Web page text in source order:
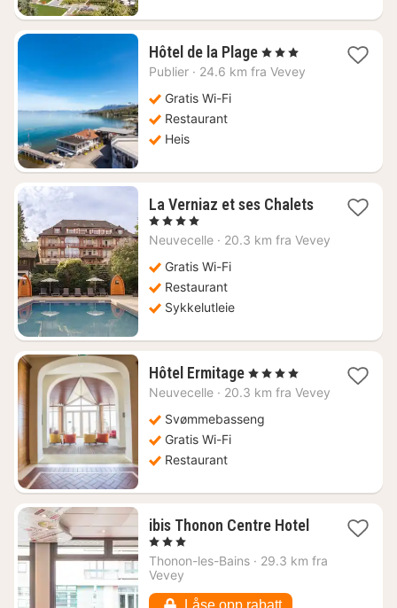
Hôtel de la Plage1
natt
, 3 Stjerner
Publier · 24.6 km fra Vevey
Gratis Wi-Fi
Restaurant
Heis
La Verniaz et ses Chalets
1
natt
2499
kr.
, 4 Stjerner
Neuvecelle · 20.3 km fra Vevey
Gratis Wi-Fi
Restaurant
Sykkelutleie
Hôtel Ermitage1
natt
3964
, 4 Stjerner
Neuvecelle · 20.3 km fra Vevey
Svømmebasseng
Gratis Wi-Fi
Restaurant
ibis Thonon Centre Hotel1
fra
, 3 Stjerner
Thonon-les-Bains · 29.3 km fra
Vevey
Låse opp rabatt